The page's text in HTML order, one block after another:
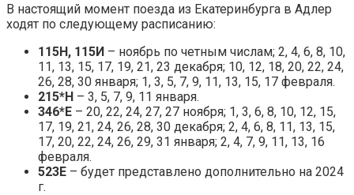
В настоящий момент поезда из Екатеринбурга в Адлер
ходят по следующему расписанию:
115Н, 115И – ноябрь по четным числам; 2, 4, 6, 8, 10,
11, 13, 15, 17, 19, 21, 23 декабря; 10, 12, 18, 20, 22, 24,
26, 28, 30 января; 1, 3, 5, 7, 9, 11, 13, 15, 17 февраля.
215*Н – 3, 5, 7, 9, 11 января.
346*Е – 20, 22, 24, 27, 27 ноября; 1, 3, 6, 8, 10, 12, 15,
17, 19, 21, 24, 26, 28, 30 декабря; 2, 4, 6, 8, 11, 13, 15,
17, 20, 22, 24, 26, 29, 31 января; 2, 4, 7, 9, 11, 13, 16
февраля.
523Е – будет представлено дополнительно на 2024
г.